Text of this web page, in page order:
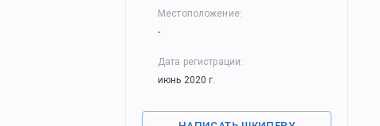
Местоположение:
-
Дата регистрации:
июнь 2020 г.